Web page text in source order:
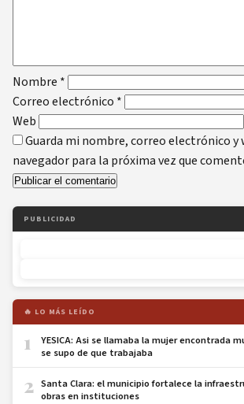
Nombre *
Correo electrónico *
Web
Guarda mi nombre, correo electrónico y
navegador para la próxima vez que
PUBLICIDAD
🔥 LO MÁS LEÍDO
1
YESICA: Asi se llamaba la mujer encontrada
se supo de que trabajaba
2 Santa Clara: el municipio fortalece la
obras en instituciones